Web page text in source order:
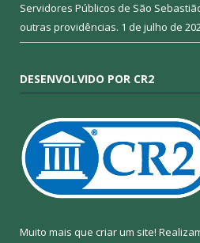
Servidores Públicos de São
outras providências. 1 de julho de
DESENVOLVIDO POR CR2
Muito mais que criar um site!